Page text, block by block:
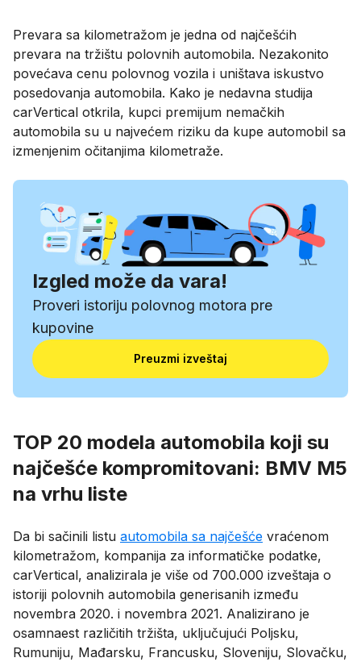
Prevara sa kilometražom je jedna od najčešćih
prevara na tržištu polovnih automobila. Nezakonito
povećava cenu polovnog vozila i uništava iskustvo
posedovanja automobila. Kako je nedavna studija
carVertical otkrila, kupci premijum nemačkih
automobila su u najvećem riziku da kupe automobil sa
izmenjenim očitanjima kilometraže.
Izgled može da vara!
Proveri istoriju polovnog motora pre
kupovine
Preuzmi izveštaj
TOP 20 modela automobila koji su
najčešće kompromitovani: BMV M5
na vrhu liste
Da bi sačinili listu automobila sa najčešće vraćenom
kilometražom, kompanija za informatičke podatke,
carVertical, analizirala je više od 700.000 izveštaja o
istoriji polovnih automobila generisanih između
novembra 2020. i novembra 2021. Analizirano je
osamnaest različitih tržišta, uključujući Poljsku,
Rumuniju, Mađarsku, Francusku, Sloveniju, Slovačku,